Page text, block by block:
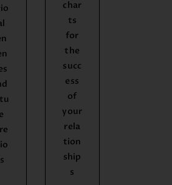
char
ts
for
the
succ
ess
of
your
rela
tion
ship
s